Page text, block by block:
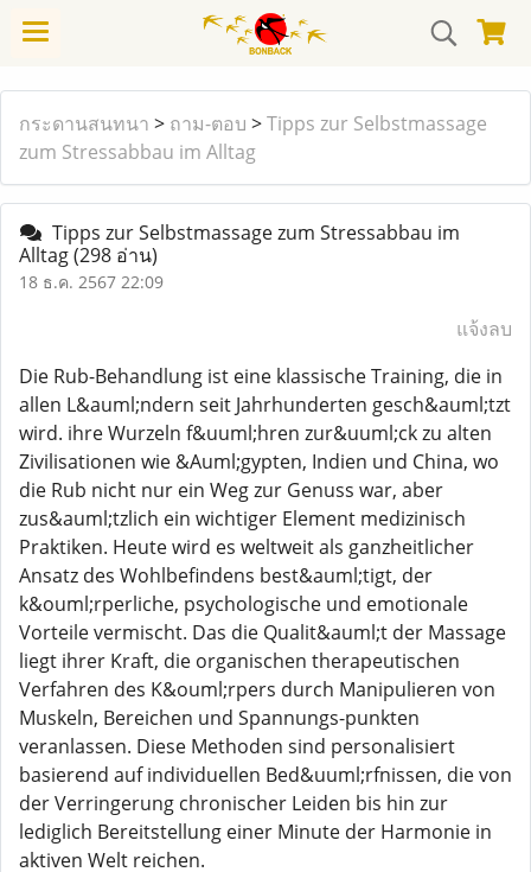
กระดานสนทนา > ถาม-ตอบ >Tipps zur Selbstmassage
zum Stressabbau im Alltag
Tipps zur Selbstmassage zum Stressabbau im
Alltag(298 อ่าน)
18 ธ.ค. 2567 22:09
แจ้งลบ
Die Rub-Behandlung ist eine klassische Training, die in
allen L&auml;ndern seit Jahrhunderten gesch&auml;tzt
wird. ihre Wurzeln f&uuml;hren zur&uuml;ck zu alten
Zivilisationen wie &Auml;gypten, Indien und China, wo
die Rub nicht nur ein Weg zur Genuss war, aber
zus&auml;tzlich ein wichtiger Element medizinisch
Praktiken. Heute wird es weltweit als ganzheitlicher
Ansatz des Wohlbefindens best&auml;tigt, der
k&ouml;rperliche, psychologische und emotionale
Vorteile vermischt. Das die Qualit&auml;t der Massage
liegt ihrer Kraft, die organischen therapeutischen
Verfahren des K&ouml;rpers durch Manipulieren von
Muskeln, Bereichen und Spannungs-punkten
veranlassen. Diese Methoden sind personalisiert
basierend auf individuellen Bed&uuml;rfnissen, die von
der Verringerung chronischer Leiden bis hin zur
lediglich Bereitstellung einer Minute der Harmonie in
aktiven Welt reichen.